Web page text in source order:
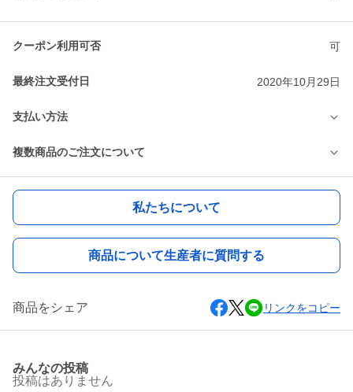
クーポン利用可否 可
最終注文受付日 2020年10月29日
支払い方法
複数商品のご注文について
私たちについて
商品について生産者に質問する
商品をシェア リンクをコピー
みんなの投稿
投稿はありません